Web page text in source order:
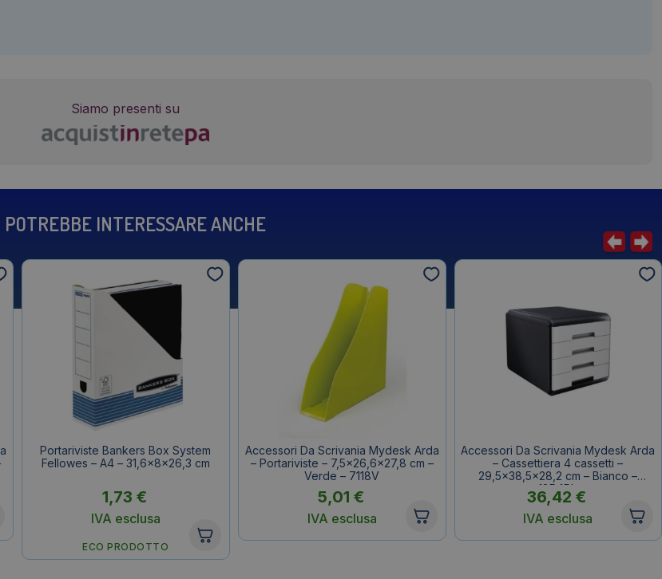
Siamo presenti su
INTERESSARE ANCHE
Portariviste Bankers Box System
Fellowes – A4 – 31,6x8x26,3 cm
1,73 €
IVA esclusa
ECO PRODOTTO
Accessori Da Scrivania Mydesk Arda
– Portariviste – 7,5×26,6×27,8 cm –
Verde – 7118V
5,01 €
IVA esclusa
Accessori Da Scrivania Mydesk Arda
– Cassettiera 4 cassetti –
29,5×38,5×28,2 cm – Bianco –
18P4Pb
36,42€
IVA esclusa